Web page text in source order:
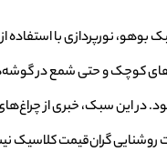
بوهو، نورپردازی با استفاده
کوچک و حتی شمع در
در این سبک، خبری از
روشنایی گران‌قیمت کلاسیک